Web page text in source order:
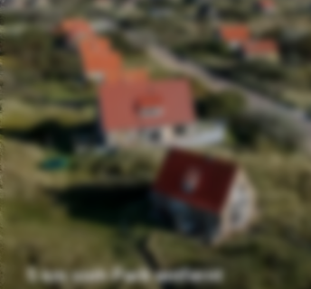
5 km vom Park entfernt